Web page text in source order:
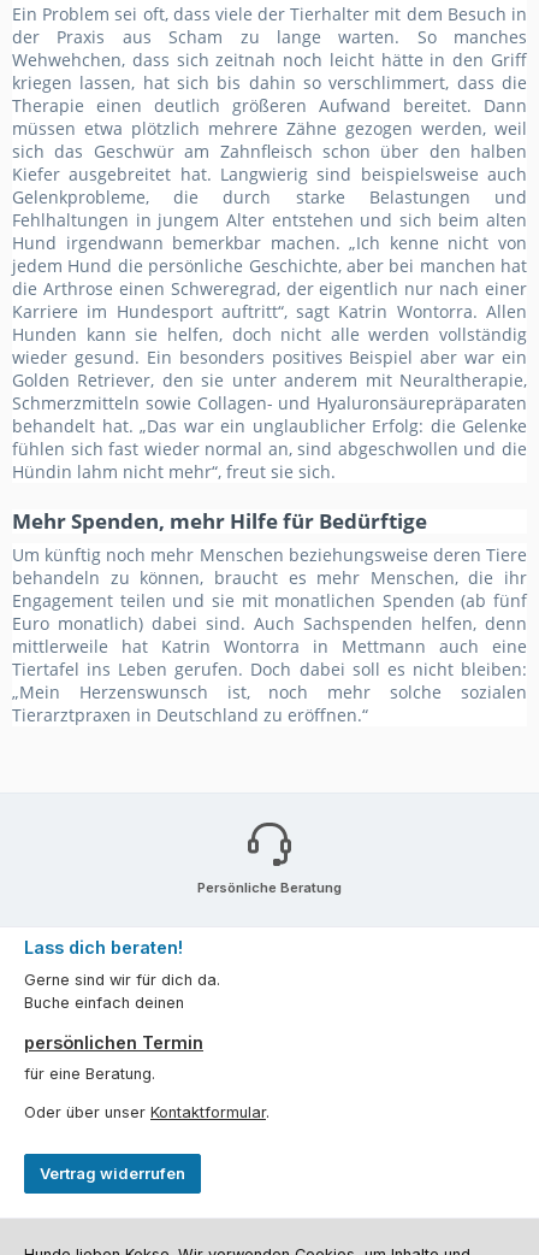
Ein Problem sei oft, dass viele der Tierhalter mit dem Besuch in
der Praxis aus Scham zu lange warten. So manches
Wehwehchen, dass sich zeitnah noch leicht hätte in den Griff
kriegen lassen, hat sich bis dahin so verschlimmert, dass die
Therapie einen deutlich größeren Aufwand bereitet. Dann
müssen etwa plötzlich mehrere Zähne gezogen werden, weil
sich das Geschwür am Zahnfleisch schon über den halben
Kiefer ausgebreitet hat. Langwierig sind beispielsweise auch
Gelenkprobleme, die durch starke Belastungen und
Fehlhaltungen in jungem Alter entstehen und sich beim alten
Hund irgendwann bemerkbar machen. „Ich kenne nicht von
jedem Hund die persönliche Geschichte, aber bei manchen hat
die Arthrose einen Schweregrad, der eigentlich nur nach einer
Karriere im Hundesport auftritt“, sagt Katrin Wontorra. Allen
Hunden kann sie helfen, doch nicht alle werden vollständig
wieder gesund. Ein besonders positives Beispiel aber war ein
Golden Retriever, den sie unter anderem mit Neuraltherapie,
Schmerzmitteln sowie Collagen- und Hyaluronsäurepräparaten
behandelt hat. „Das war ein unglaublicher Erfolg: die Gelenke
fühlen sich fast wieder normal an, sind abgeschwollen und die
Hündin lahm nicht mehr“, freut sie sich.
Mehr Spenden, mehr Hilfe für Bedürftige
Um künftig noch mehr Menschen beziehungsweise deren Tiere
behandeln zu können, braucht es mehr Menschen, die ihr
Engagement teilen und sie mit monatlichen Spenden (ab fünf
Euro monatlich) dabei sind. Auch Sachspenden helfen, denn
mittlerweile hat Katrin Wontorra in Mettmann auch eine
Tiertafel ins Leben gerufen. Doch dabei soll es nicht bleiben:
„Mein Herzenswunsch ist, noch mehr solche sozialen
Tierarztpraxen in Deutschland zu eröffnen.“
Persönliche Beratung
Lass dich beraten!
Gerne sind wir für dich da.
Buche einfach deinen
persönlichen Termin
für eine Beratung.
Oder über unser Kontaktformular.
Vertrag widerrufen
Kundenservice